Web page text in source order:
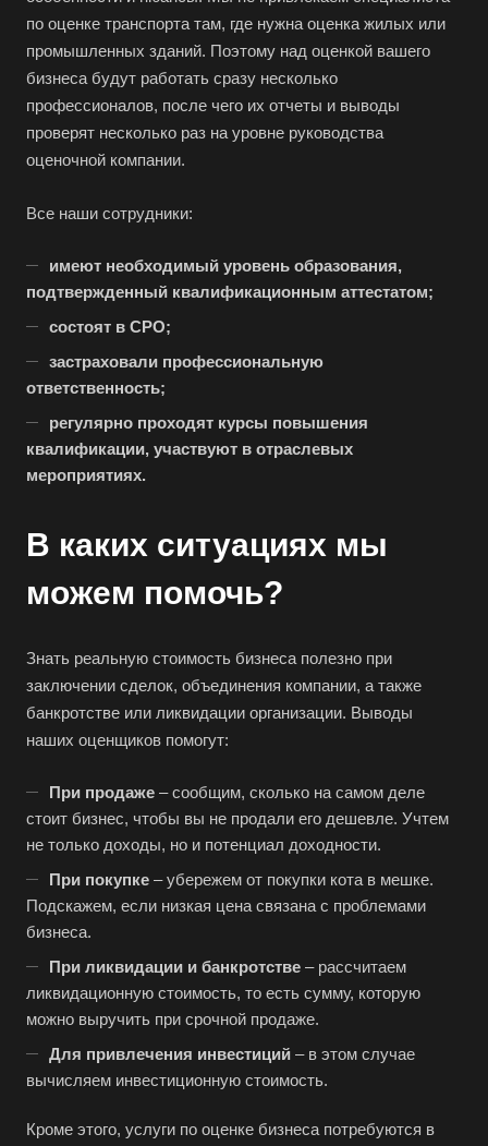
по оценке транспорта там, где нужна оценка жилых или
промышленных зданий. Поэтому над оценкой вашего
бизнеса будут работать сразу несколько
профессионалов, после чего их отчеты и выводы
проверят несколько раз на уровне руководства
оценочной компании.
Все наши сотрудники:
имеют необходимый уровень образования,
подтвержденный квалификационным аттестатом;
состоят в СРО;
застраховали профессиональную
ответственность;
регулярно проходят курсы повышения
квалификации, участвуют в отраслевых
мероприятиях.
В каких ситуациях мы
можем помочь?
Знать реальную стоимость бизнеса полезно при
заключении сделок, объединения компании, а также
банкротстве или ликвидации организации. Выводы
наших оценщиков помогут:
При продаже – сообщим, сколько на самом деле
стоит бизнес, чтобы вы не продали его дешевле. Учтем
не только доходы, но и потенциал доходности.
При покупке – убережем от покупки кота в мешке.
Подскажем, если низкая цена связана с проблемами
бизнеса.
При ликвидации и банкротстве – рассчитаем
ликвидационную стоимость, то есть сумму, которую
можно выручить при срочной продаже.
Для привлечения инвестиций – в этом случае
вычисляем инвестиционную стоимость.
Кроме этого, услуги по оценке бизнеса потребуются в
Абдулино
Абинск
Азов
Аксай
Алушта
Альметьевск
Ангарск
Арзамас
Архангельск
Асино
Астрахань
Ачинск
Аша
Балаково
Барабинск
Барнаул
Батайск
Бахчисарай
Белгород